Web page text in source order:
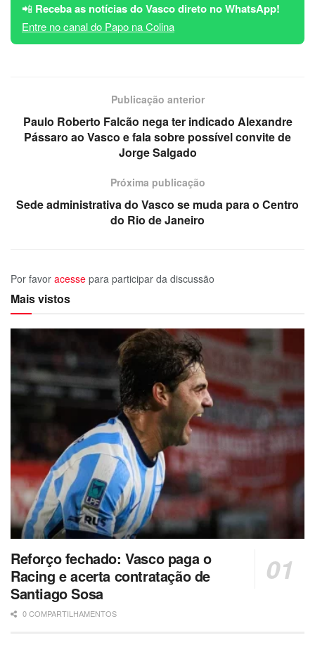
📲 Receba as notícias do Vasco direto no WhatsApp!
Entre no canal do Papo na Colina
Publicação anterior
Paulo Roberto Falcão nega ter indicado Alexandre
Pássaro ao Vasco e fala sobre possível convite de
Jorge Salgado
Próxima publicação
Sede administrativa do Vasco se muda para o Centro
do Rio de Janeiro
Por favor acesse para participar da discussão
Mais vistos
Reforço fechado: Vasco paga o
Racing e acerta contratação de
Santiago Sosa
0 COMPARTILHAMENTOS